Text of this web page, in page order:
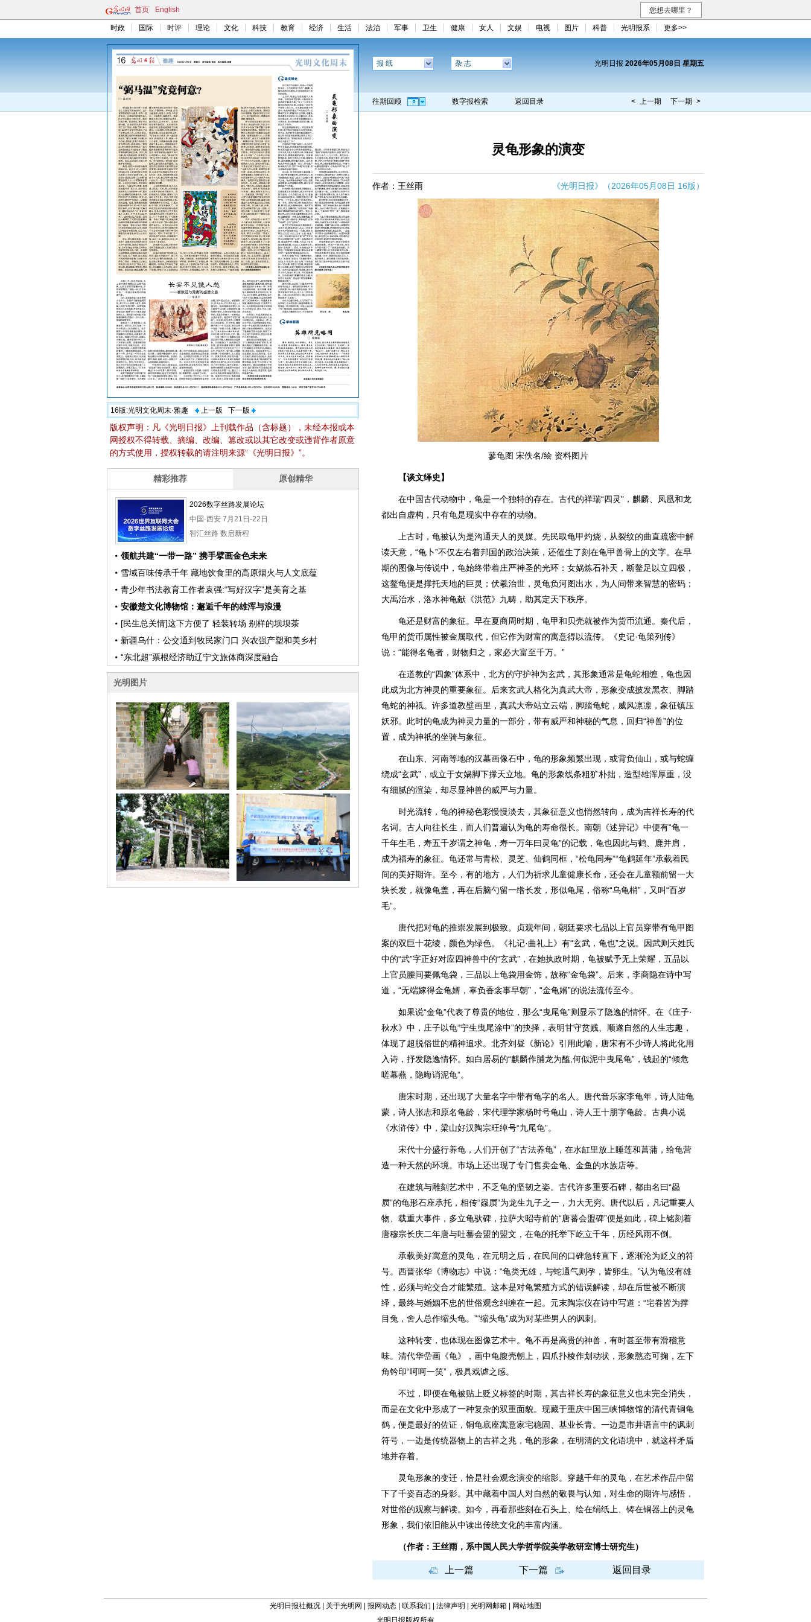
首页 English 您想去哪里？
时政 国际 时评 理论 文化 科技 教育 经济 生活 法治 军事 卫生 健康 女人 文娱 电视 图片 科普 光明报系 更多>>
16版:光明文化周末·雅趣 上一版 下一版
版权声明：凡《光明日报》上刊载作品（含标题），未经本报或本
网授权不得转载、摘编、改编、篡改或以其它改变或违背作者原意
的方式使用，授权转载的请注明来源“《光明日报》”。
报 纸 杂 志 光明日报 2026年05月08日 星期五
往期回顾 数字报检索 返回目录 < 上一期 下一期 >
灵龟形象的演变
作者：王丝雨 《光明日报》（2026年05月08日 16版）
蓼龟图 宋佚名/绘 资料图片
【谈文绎史】
在中国古代动物中，龟是一个独特的存在。古代的祥瑞“四灵”，麒麟、凤凰和龙
都出自虚构，只有龟是现实中存在的动物。
上古时，龟被认为是沟通天人的灵媒。先民取龟甲灼烧，从裂纹的曲直疏密中解
读天意，“龟卜”不仅左右着邦国的政治决策，还催生了刻在龟甲兽骨上的文字。在早
期的图像与传说中，龟始终带着庄严神圣的光环：女娲炼石补天，断鳌足以立四极，
这鳌龟便是撑托天地的巨灵；伏羲治世，灵龟负河图出水，为人间带来智慧的密码；
大禹治水，洛水神龟献《洪范》九畴，助其定天下秩序。
龟还是财富的象征。早在夏商周时期，龟甲和贝壳就被作为货币流通。秦代后，
龟甲的货币属性被金属取代，但它作为财富的寓意得以流传。《史记·龟策列传》
说：“能得名龟者，财物归之，家必大富至千万。”
在道教的“四象”体系中，北方的守护神为玄武，其形象通常是龟蛇相缠，龟也因
此成为北方神灵的重要象征。后来玄武人格化为真武大帝，形象变成披发黑衣、脚踏
龟蛇的神祇。许多道教壁画里，真武大帝站立云端，脚踏龟蛇，威风凛凛，象征镇压
妖邪。此时的龟成为神灵力量的一部分，带有威严和神秘的气息，回归“神兽”的位
置，成为神祇的坐骑与象征。
在山东、河南等地的汉墓画像石中，龟的形象频繁出现，或背负仙山，或与蛇缠
绕成“玄武”，或立于女娲脚下撑天立地。龟的形象线条粗犷朴拙，造型雄浑厚重，没
有细腻的渲染，却尽显神兽的威严与力量。
时光流转，龟的神秘色彩慢慢淡去，其象征意义也悄然转向，成为吉祥长寿的代
名词。古人向往长生，而人们普遍认为龟的寿命很长。南朝《述异记》中便有“龟一
千年生毛，寿五千岁谓之神龟，寿一万年曰灵龟”的记载，龟也因此与鹤、鹿并肩，
成为福寿的象征。龟还常与青松、灵芝、仙鹤同框，“松龟同寿”“龟鹤延年”承载着民
间的美好期许。至今，有的地方，人们为祈求儿童健康长命，还会在儿童额前留一大
块长发，就像龟盖，再在后脑勺留一绺长发，形似龟尾，俗称“乌龟梢”，又叫“百岁
毛”。
唐代把对龟的推崇发展到极致。贞观年间，朝廷要求七品以上官员穿带有龟甲图
案的双巨十花绫，颜色为绿色。《礼记·曲礼上》有“玄武，龟也”之说。因武则天姓氏
中的“武”字正好对应四神兽中的“玄武”，在她执政时期，龟被赋予无上荣耀，五品以
上官员腰间要佩龟袋，三品以上龟袋用金饰，故称“金龟袋”。后来，李商隐在诗中写
道，“无端嫁得金龟婿，辜负香衾事早朝”，“金龟婿”的说法流传至今。
如果说“金龟”代表了尊贵的地位，那么“曳尾龟”则显示了隐逸的情怀。在《庄子·
秋水》中，庄子以龟“宁生曳尾涂中”的抉择，表明甘守贫贱、顺遂自然的人生志趣，
体现了超脱俗世的精神追求。北齐刘昼《新论》引用此喻，唐宋有不少诗人将此化用
入诗，抒发隐逸情怀。如白居易的“麒麟作脯龙为醢,何似泥中曳尾龟”，钱起的“倾危
嗟幕燕，隐晦诮泥龟”。
唐宋时期，还出现了大量名字中带有龟字的名人。唐代音乐家李龟年，诗人陆龟
蒙，诗人张志和原名龟龄，宋代理学家杨时号龟山，诗人王十朋字龟龄。古典小说
《水浒传》中，梁山好汉陶宗旺绰号“九尾龟”。
宋代十分盛行养龟，人们开创了“古法养龟”，在水缸里放上睡莲和菖蒲，给龟营
造一种天然的环境。市场上还出现了专门售卖金龟、金鱼的水族店等。
在建筑与雕刻艺术中，不乏龟的坚韧之姿。古代许多重要石碑，都由名曰“赑
屃”的龟形石座承托，相传“赑屃”为龙生九子之一，力大无穷。唐代以后，凡记重要人
物、载重大事件，多立龟驮碑，拉萨大昭寺前的“唐蕃会盟碑”便是如此，碑上铭刻着
唐穆宗长庆二年唐与吐蕃会盟的盟文，在龟的托举下屹立千年，历经风雨不倒。
承载美好寓意的灵龟，在元明之后，在民间的口碑急转直下，逐渐沦为贬义的符
号。西晋张华《博物志》中说：“龟类无雄，与蛇通气则孕，皆卵生。”认为龟没有雄
性，必须与蛇交合才能繁殖。这本是对龟繁殖方式的错误解读，却在后世被不断演
绎，最终与婚姻不忠的世俗观念纠缠在一起。元末陶宗仪在诗中写道：“宅眷皆为撑
目兔，舍人总作缩头龟。”“缩头龟”成为对某些男人的讽刺。
这种转变，也体现在图像艺术中。龟不再是高贵的神兽，有时甚至带有滑稽意
味。清代华嵒画《龟》，画中龟腹壳朝上，四爪扑棱作划动状，形象憨态可掬，左下
角钤印“呵呵一笑”，极具戏谑之感。
不过，即便在龟被贴上贬义标签的时期，其吉祥长寿的象征意义也未完全消失，
而是在文化中形成了一种复杂的双重面貌。现藏于重庆中国三峡博物馆的清代青铜龟
鹤，便是最好的佐证，铜龟底座寓意家宅稳固、基业长青。一边是市井语言中的讽刺
符号，一边是传统器物上的吉祥之兆，龟的形象，在明清的文化语境中，就这样矛盾
地并存着。
灵龟形象的变迁，恰是社会观念演变的缩影。穿越千年的灵龟，在艺术作品中留
下了千姿百态的身影。其中藏着中国人对自然的敬畏与认知，对生命的期许与感悟，
对世俗的观察与解读。如今，再看那些刻在石头上、绘在绢纸上、铸在铜器上的灵龟
形象，我们依旧能从中读出传统文化的丰富内涵。
（作者：王丝雨，系中国人民大学哲学院美学教研室博士研究生）
上一篇 下一篇 返回目录
光明日报社概况 关于光明网 报网动态 联系我们 法律声明 光明网邮箱
网站地图